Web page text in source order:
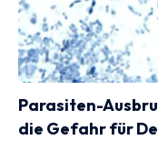
Parasiten-
die Gefahr für